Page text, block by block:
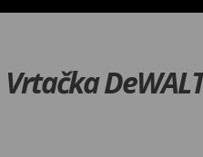
Vrtačka